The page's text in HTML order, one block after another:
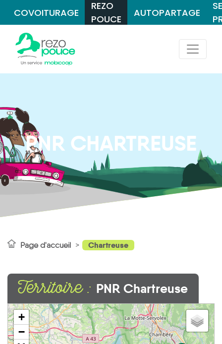
COVOITURAGE
REZO
POUCE
AUTOPARTAGE
PNR CHARTREUSE
Page d'accueil Chartreuse
Territoire : PNR Chartreuse
+
−